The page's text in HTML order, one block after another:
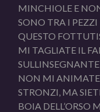
MINCHIOLE E
SONO TRA I PEZZI
QUESTO
MI TAGLIATE IL
NON MI ANIMATE
STRONZI, MA
BOIA DELL’ORSO